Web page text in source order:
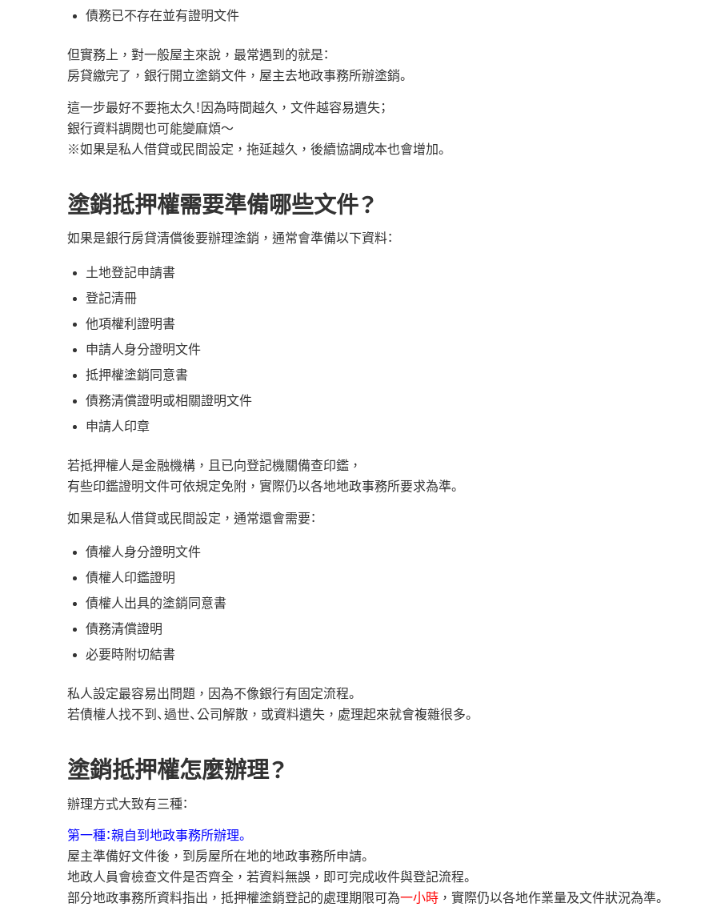
債務已不存在並有證明文件
但實務上，對一般屋主來說，最常遇到的就是：
房貸繳完了，銀行開立塗銷文件，屋主去地政事務所辦塗銷。
這一步最好不要拖太久！因為時間越久，文件越容易遺失；
銀行資料調閱也可能變麻煩～
※如果是私人借貸或民間設定，拖延越久，後續協調成本也會增加。
塗銷抵押權需要準備哪些文件？
如果是銀行房貸清償後要辦理塗銷，通常會準備以下資料：
土地登記申請書
登記清冊
他項權利證明書
申請人身分證明文件
抵押權塗銷同意書
債務清償證明或相關證明文件
申請人印章
若抵押權人是金融機構，且已向登記機關備查印鑑，
有些印鑑證明文件可依規定免附，實際仍以各地地政事務所要求為準。
如果是私人借貸或民間設定，通常還會需要：
債權人身分證明文件
債權人印鑑證明
債權人出具的塗銷同意書
債務清償證明
必要時附切結書
私人設定最容易出問題，因為不像銀行有固定流程。
若債權人找不到、過世、公司解散，或資料遺失，處理起來就會複雜很多。
塗銷抵押權怎麼辦理？
辦理方式大致有三種：
第一種：親自到地政事務所辦理。
屋主準備好文件後，到房屋所在地的地政事務所申請。
地政人員會檢查文件是否齊全，若資料無誤，即可完成收件與登記流程。
部分地政事務所資料指出，抵押權塗銷登記的處理期限可為一小時，實際仍以各地作業量及文件狀況為準。